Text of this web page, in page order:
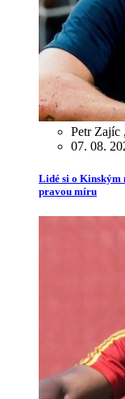
Petr Zajíc ,
07. 08.
Lidé si o Kinským
pravou míru